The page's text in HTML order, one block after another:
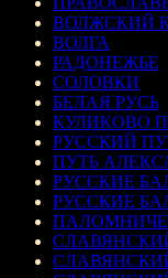
ВОЛЖСКИЙ
ВОЛГА
РАДОНЕЖЬЕ
СОЛОВКИ
БЕЛАЯ РУСЬ
КУЛИКОВО
РУССКИЙ
ПУТЬ
РУССКИЕ
РУССКИЕ